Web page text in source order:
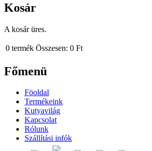
Kosár
A kosár üres.
0 termék Összesen: 0 Ft
Főmenü
Föoldal
Termékeink
Kutyavilág
Kapcsolat
Rólunk
Szállítási infók